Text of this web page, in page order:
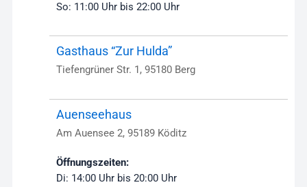
So: 11:00 Uhr bis 22:00 Uhr
Gasthaus “Zur Hulda”
Tiefengrüner Str. 1, 95180 Berg
Auenseehaus
Am Auensee 2, 95189 Köditz
Öffnungszeiten:
Di: 14:00 Uhr bis 20:00 Uhr